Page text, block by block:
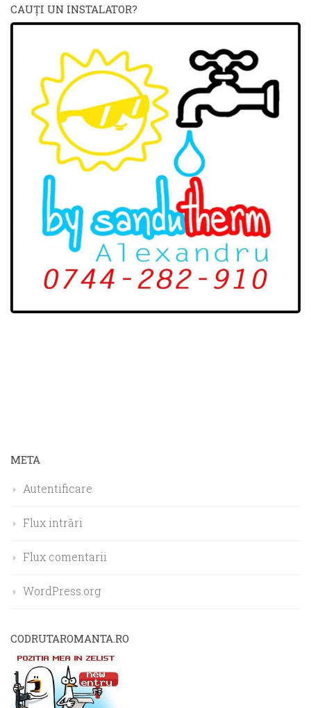
CAUŢI UN INSTALATOR?
META
Autentificare
Flux intrări
Flux comentarii
WordPress.org
CODRUTAROMANTA.RO